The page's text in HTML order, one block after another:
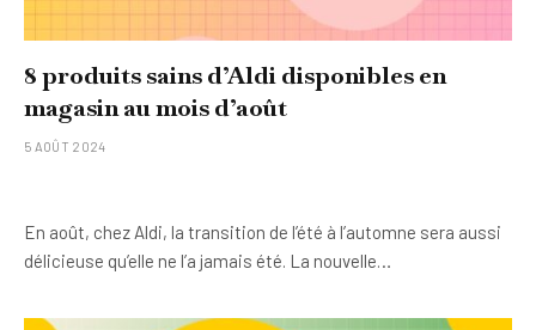
8 produits sains d’Aldi disponibles en
magasin au mois d’août
5 AOÛT 2024
En août, chez Aldi, la transition de l’été à l’automne sera aussi
délicieuse qu’elle ne l’a jamais été. La nouvelle…